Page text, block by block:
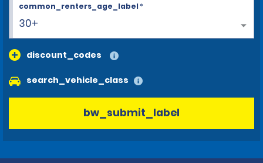
30+
common_renters_age_label*
discount_codes
search_vehicle_class
bw_submit_label